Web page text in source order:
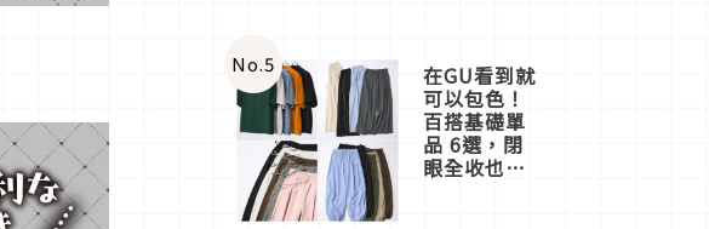
No.5 在GU看到就
可以包色！
百搭基礎單
品 6選，閉
眼全收也不